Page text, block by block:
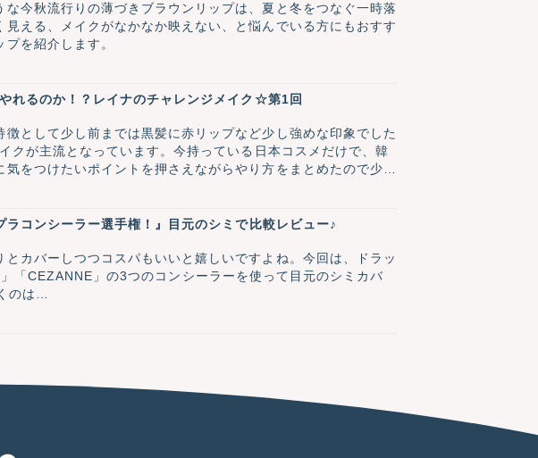
今秋流行りの薄づきブラウンリップは、夏と冬をつなぐ一時落
える、メイクがなかなか映えない、と悩んでいる方にもおすす
を紹介します。
れるのか！？レイナのチャレンジメイク☆第1回
として少し前までは黒髪に赤リップなど少し強めな印象でした
が主流となっています。今持っている日本コスメだけで、韓
をつけたいポイントを押さえながらやり方をまとめたので少し
コンシーラー選手権！』目元のシミで比較レビュー♪
カバーしつつコスパもいいと嬉しいですよね。今回は、ドラッ
「CEZANNE」の3つのコンシーラーを使って目元のシミカバ
のは…